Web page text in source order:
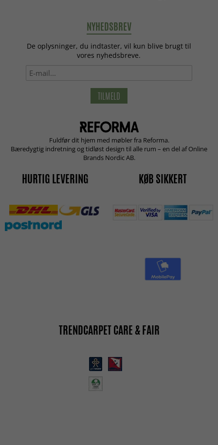
NYHEDSBREV
De oplysninger, du indtaster, vil kun blive brugt til
vores nyhedsbreve.
TILMELD
Fuldfør dit hjem med møbler fra Reforma.
Bæredygtig indretning og tidløst design til alle rum – en del af Online
Brands Nordic AB.
HURTIG LEVERING KØB SIKKERT
TRENDCARPET CARE & FAIR